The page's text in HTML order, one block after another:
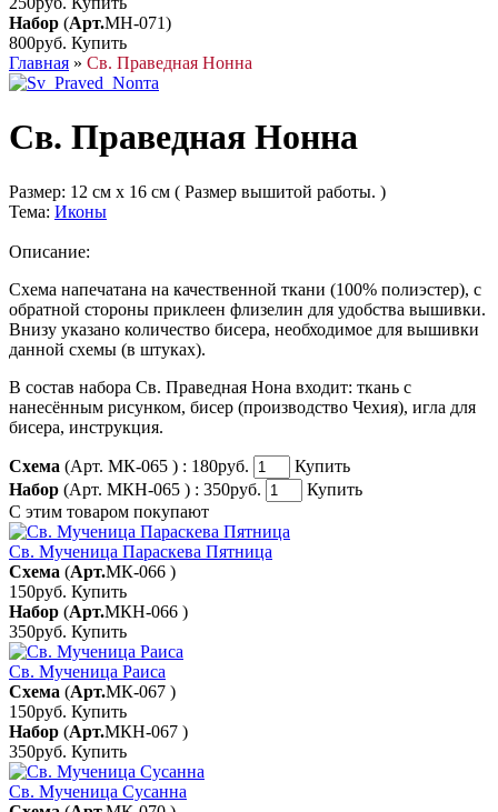
Набор (Арт.МН-071)
800руб. Купить
Главная » Св. Праведная Нонна
Св. Праведная Нонна
Размер: 12 см x 16 см ( Размер вышитой работы. )
Тема: Иконы
Описание:
Схема напечатана на качественной ткани (100% полиэстер), с
обратной стороны приклеен флизелин для удобства вышивки.
Внизу указано количество бисера, необходимое для вышивки
данной схемы (в штуках).
В состав набора Св. Праведная Нона входит: ткань с
нанесённым рисунком, бисер (производство Чехия), игла для
бисера, инструкция.
Схема (Арт. МК-065 ) : 180руб.
Купить
Набор (Арт. МКН-065 ) : 350руб.
Купить
С этим товаром покупают
Св. Мученица Параскева Пятница
Схема (Арт.МК-066 )
150руб. Купить
Набор (Арт.МКН-066 )
350руб. Купить
Св. Мученица Раиса
Схема (Арт.МК-067 )
150руб. Купить
Набор (Арт.МКН-067 )
350руб. Купить
Св. Мученица Сусанна